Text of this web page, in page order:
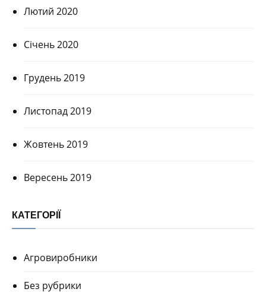
Лютий 2020
Січень 2020
Грудень 2019
Листопад 2019
Жовтень 2019
Вересень 2019
КАТЕГОРІЇ
Агровиробники
Без рубрики